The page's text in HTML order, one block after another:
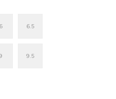
6 6.5
9.5